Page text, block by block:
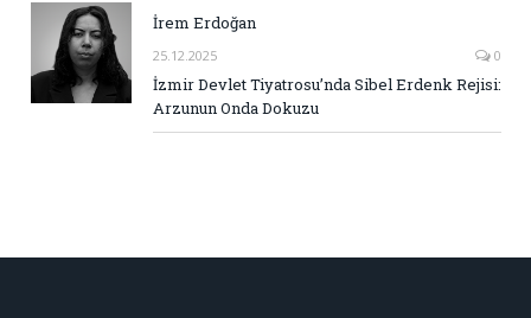
İrem Erdoğan
25.12.2025 0
İzmir Devlet Tiyatrosu’nda Sibel Erdenk Rejisi:
Arzunun Onda Dokuzu